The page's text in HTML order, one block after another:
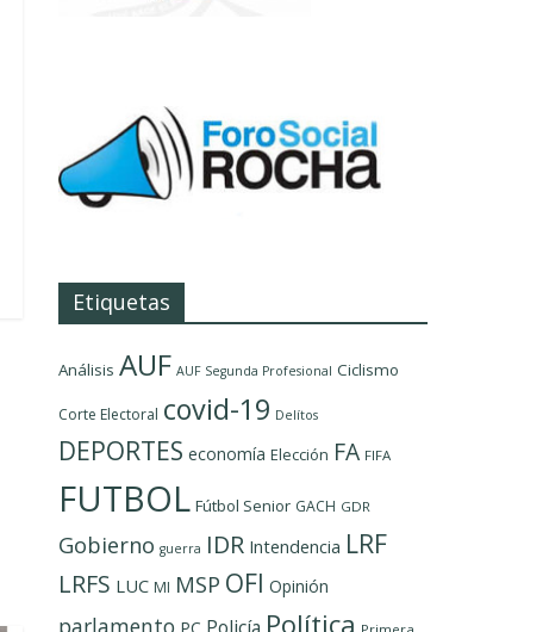
Etiquetas
Análisis AUF AUF Segunda Profesional Ciclismo
Corte Electoral covid-19 Delítos
DEPORTES economía Elección FA FIFA
FUTBOL Fútbol Senior GACH GDR
Gobierno guerra IDR Intendencia LRF
LRFS LUC MI MSP OFI Opinión
parlamento PC Política